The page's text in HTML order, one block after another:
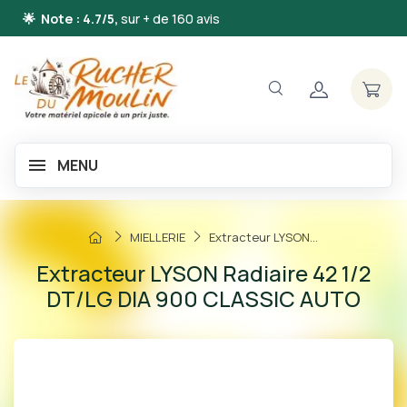
🌟 Note : 4.7/5, sur + de 160 avis
MENU
MIELLERIE Extracteur LYSON...
Extracteur LYSON Radiaire 42 1/2
DT/LG DIA 900 CLASSIC AUTO